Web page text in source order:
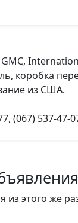
коробка
из США.
(067) 537-47-
этого же